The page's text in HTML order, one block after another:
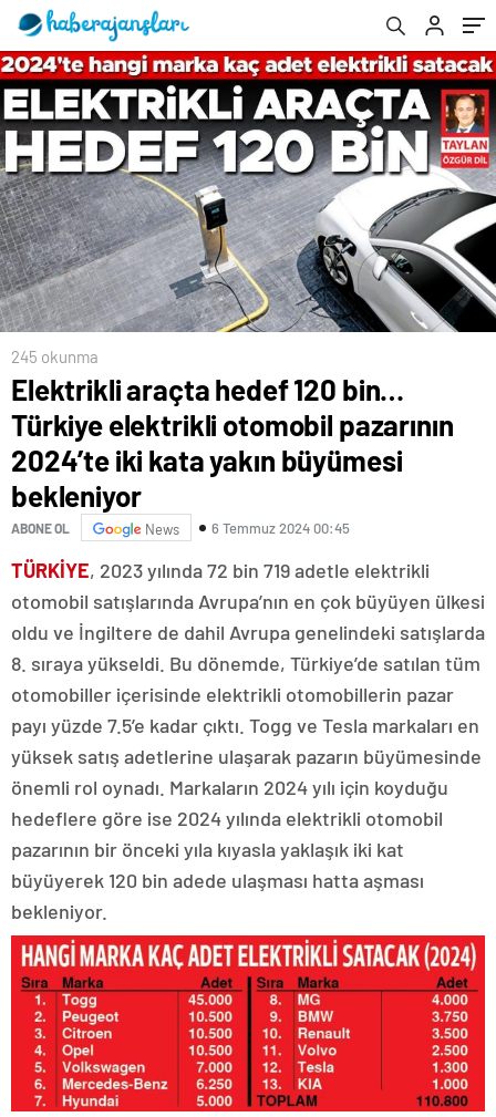
yakın büyümesi bekleniyor
245 okunma
Elektrikli araçta hedef 120 bin…
Türkiye elektrikli otomobil pazarının
2024’te iki kata yakın büyümesi
bekleniyor
ABONE OL News 6 Temmuz 2024 00:45
TÜRKİYE, 2023 yılında 72 bin 719 adetle elektrikli
otomobil satışlarında Avrupa’nın en çok büyüyen ülkesi
oldu ve İngiltere de dahil Avrupa genelindeki satışlarda
8. sıraya yükseldi. Bu dönemde, Türkiye’de satılan tüm
otomobiller içerisinde elektrikli otomobillerin pazar
payı yüzde 7.5’e kadar çıktı. Togg ve Tesla markaları en
yüksek satış adetlerine ulaşarak pazarın büyümesinde
önemli rol oynadı. Markaların 2024 yılı için koyduğu
hedeflere göre ise 2024 yılında elektrikli otomobil
pazarının bir önceki yıla kıyasla yaklaşık iki kat
büyüyerek 120 bin adede ulaşması hatta aşması
bekleniyor.